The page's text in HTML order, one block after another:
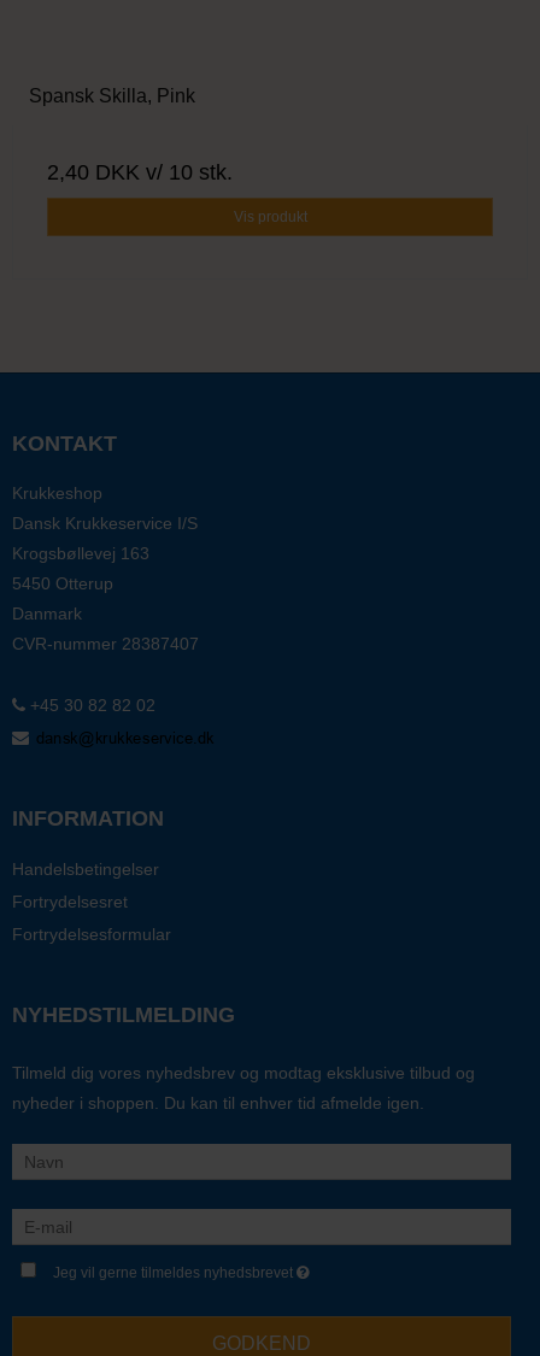
Spansk Skilla, Pink
2,40 DKK v/ 10 stk.
Vis produkt
KONTAKT
Krukkeshop
Dansk Krukkeservice I/S
Krogsbøllevej 163
5450 Otterup
Danmark
CVR-nummer 28387407
+45 30 82 82 02
INFORMATION
Handelsbetingelser
Fortrydelsesret
Fortrydelsesformular
NYHEDSTILMELDING
Tilmeld dig vores nyhedsbrev og modtag eksklusive tilbud og
nyheder i shoppen. Du kan til enhver tid afmelde igen.
Jeg vil gerne tilmeldes nyhedsbrevet
GODKEND